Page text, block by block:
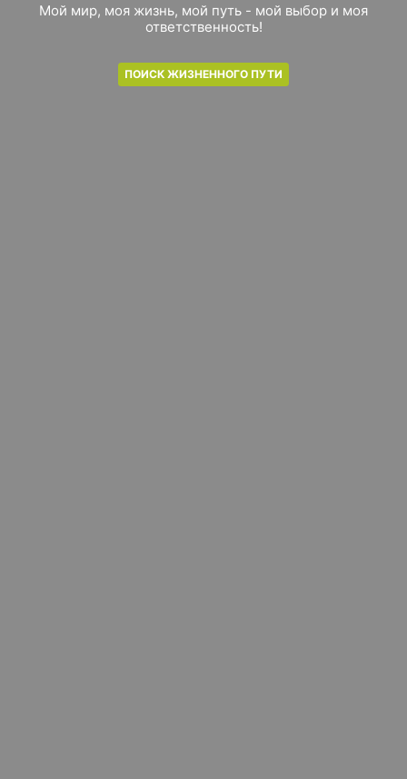
Мой мир, моя жизнь, мой путь - мой выбор и моя
ответственность!
ПОИСК ЖИЗНЕННОГО ПУТИ